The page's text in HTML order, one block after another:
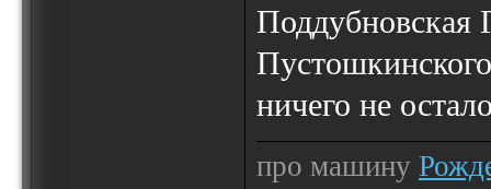
Поддубновская
ничего не
про машину